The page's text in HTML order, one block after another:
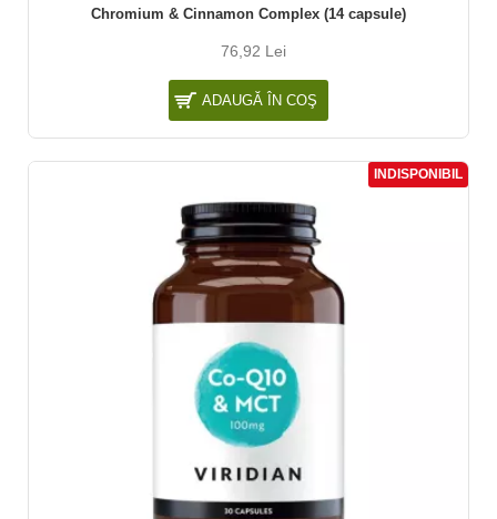
Chromium & Cinnamon Complex (14 capsule)
76,92 Lei
ADAUGĂ ÎN COŞ
INDISPONIBIL